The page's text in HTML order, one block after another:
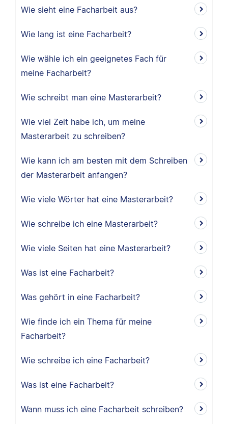
Wie sieht eine Facharbeit aus?
Wie lang ist eine Facharbeit?
Wie wähle ich ein geeignetes Fach für
meine Facharbeit?
Wie schreibt man eine Masterarbeit?
Wie viel Zeit habe ich, um meine
Masterarbeit zu schreiben?
Wie kann ich am besten mit dem Schreiben
der Masterarbeit anfangen?
Wie viele Wörter hat eine Masterarbeit?
Wie schreibe ich eine Masterarbeit?
Wie viele Seiten hat eine Masterarbeit?
Was ist eine Facharbeit?
Was gehört in eine Facharbeit?
Wie finde ich ein Thema für meine
Facharbeit?
Wie schreibe ich eine Facharbeit?
Was ist eine Facharbeit?
Wann muss ich eine Facharbeit schreiben?